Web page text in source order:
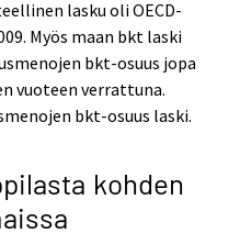
lasku oli OECD-
Myös maan bkt laski
bkt-osuus jopa
vuoteen verrattuna.
bkt-osuus laski.
kohden